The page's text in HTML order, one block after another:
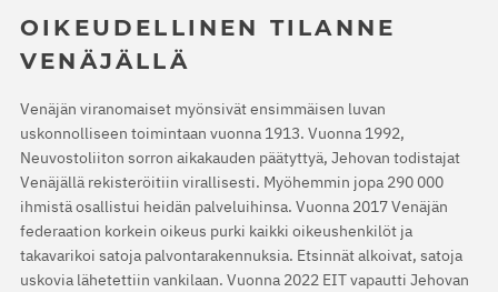
OIKEUDELLINEN TILANNE
VENÄJÄLLÄ
Venäjän viranomaiset myönsivät ensimmäisen luvan
uskonnolliseen toimintaan vuonna 1913. Vuonna 1992,
Neuvostoliiton sorron aikakauden päätyttyä, Jehovan todistajat
Venäjällä rekisteröitiin virallisesti. Myöhemmin jopa 290 000
ihmistä osallistui heidän palveluihinsa. Vuonna 2017 Venäjän
federaation korkein oikeus purki kaikki oikeushenkilöt ja
takavarikoi satoja palvontarakennuksia. Etsinnät alkoivat, satoja
uskovia lähetettiin vankilaan. Vuonna 2022 EIT vapautti Jehovan